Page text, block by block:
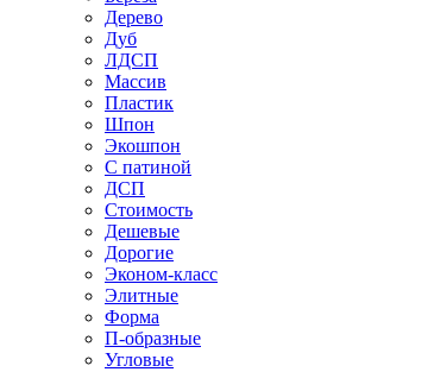
Дерево
Дуб
ЛДСП
Массив
Пластик
Шпон
Экошпон
С патиной
ДСП
Стоимость
Дешевые
Дорогие
Эконом-класс
Элитные
Форма
П-образные
Угловые